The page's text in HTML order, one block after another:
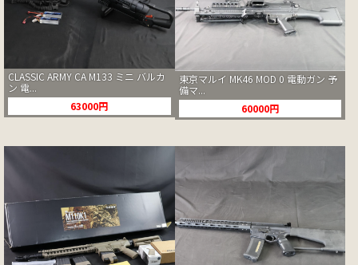
CLASSIC ARMY CA M133 ミニ バルカ
ン 電...
63000円
東京マルイ MK46 MOD 0 電動ガン 予
備マ...
60000円